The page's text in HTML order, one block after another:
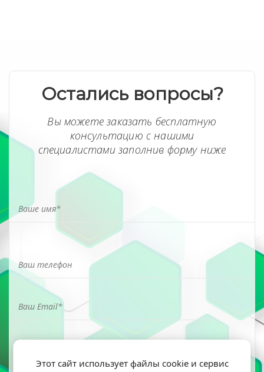
Остались вопросы?
Вы можете заказать бесплатную
консультацию с нашими
специалистами заполнив форму ниже
Этот сайт использует файлы cookie и сервис